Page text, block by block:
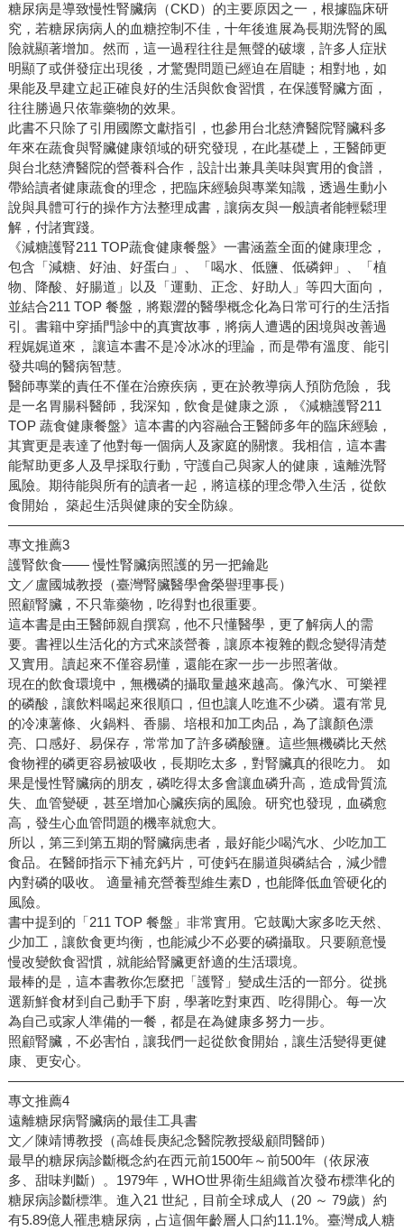
糖尿病是導致慢性腎臟病（CKD）的主要原因之一，根據臨床研
究，若糖尿病病人的血糖控制不佳，十年後進展為長期洗腎的風
險就顯著增加。然而，這一過程往往是無聲的破壞，許多人症狀
明顯了或併發症出現後，才驚覺問題已經迫在眉睫；相對地，如
果能及早建立起正確良好的生活與飲食習慣，在保護腎臟方面，
往往勝過只依靠藥物的效果。
此書不只除了引用國際文獻指引，也參用台北慈濟醫院腎臟科多
年來在蔬食與腎臟健康領域的研究發現，在此基礎上，王醫師更
與台北慈濟醫院的營養科合作，設計出兼具美味與實用的食譜，
帶給讀者健康蔬食的理念，把臨床經驗與專業知識，透過生動小
說與具體可行的操作方法整理成書，讓病友與一般讀者能輕鬆理
解，付諸實踐。
《減糖護腎211 TOP蔬食健康餐盤》一書涵蓋全面的健康理念，
包含「減糖、好油、好蛋白」、「喝水、低鹽、低磷鉀」、「植
物、降酸、好腸道」以及「運動、正念、好助人」等四大面向，
並結合211 TOP 餐盤，將艱澀的醫學概念化為日常可行的生活指
引。書籍中穿插門診中的真實故事，將病人遭遇的困境與改善過
程娓娓道來， 讓這本書不是冷冰冰的理論，而是帶有溫度、能引
發共鳴的醫病智慧。
醫師專業的責任不僅在治療疾病，更在於教導病人預防危險， 我
是一名胃腸科醫師，我深知，飲食是健康之源，《減糖護腎211
TOP 蔬食健康餐盤》這本書的內容融合王醫師多年的臨床經驗，
其實更是表達了他對每一個病人及家庭的關懷。我相信，這本書
能幫助更多人及早採取行動，守護自己與家人的健康，遠離洗腎
風險。期待能與所有的讀者一起，將這樣的理念帶入生活，從飲
食開始， 築起生活與健康的安全防線。
專文推薦3
護腎飲食—— 慢性腎臟病照護的另一把鑰匙
文／盧國城教授（臺灣腎臟醫學會榮譽理事長）
照顧腎臟，不只靠藥物，吃得對也很重要。
這本書是由王醫師親自撰寫，他不只懂醫學，更了解病人的需
要。書裡以生活化的方式來談營養，讓原本複雜的觀念變得清楚
又實用。讀起來不僅容易懂，還能在家一步一步照著做。
現在的飲食環境中，無機磷的攝取量越來越高。像汽水、可樂裡
的磷酸，讓飲料喝起來很順口，但也讓人吃進不少磷。還有常見
的冷凍薯條、火鍋料、香腸、培根和加工肉品，為了讓顏色漂
亮、口感好、易保存，常常加了許多磷酸鹽。這些無機磷比天然
食物裡的磷更容易被吸收，長期吃太多，對腎臟真的很吃力。 如
果是慢性腎臟病的朋友，磷吃得太多會讓血磷升高，造成骨質流
失、血管變硬，甚至增加心臟疾病的風險。研究也發現，血磷愈
高，發生心血管問題的機率就愈大。
所以，第三到第五期的腎臟病患者，最好能少喝汽水、少吃加工
食品。在醫師指示下補充鈣片，可使鈣在腸道與磷結合，減少體
內對磷的吸收。 適量補充營養型維生素D，也能降低血管硬化的
風險。
書中提到的「211 TOP 餐盤」非常實用。它鼓勵大家多吃天然、
少加工，讓飲食更均衡，也能減少不必要的磷攝取。只要願意慢
慢改變飲食習慣，就能給腎臟更舒適的生活環境。
最棒的是，這本書教你怎麼把「護腎」變成生活的一部分。從挑
選新鮮食材到自己動手下廚，學著吃對東西、吃得開心。每一次
為自己或家人準備的一餐，都是在為健康多努力一步。
照顧腎臟，不必害怕，讓我們一起從飲食開始，讓生活變得更健
康、更安心。
專文推薦4
遠離糖尿病腎臟病的最佳工具書
文／陳靖博教授（高雄長庚紀念醫院教授級顧問醫師）
最早的糖尿病診斷概念約在西元前1500年～前500年（依尿液
多、甜味判斷）。1979年，WHO世界衛生組織首次發布標準化的
糖尿病診斷標準。進入21 世紀，目前全球成人（20 ～ 79歲）約
有5.89億人罹患糖尿病，占這個年齡層人口約11.1%。臺灣成人糖